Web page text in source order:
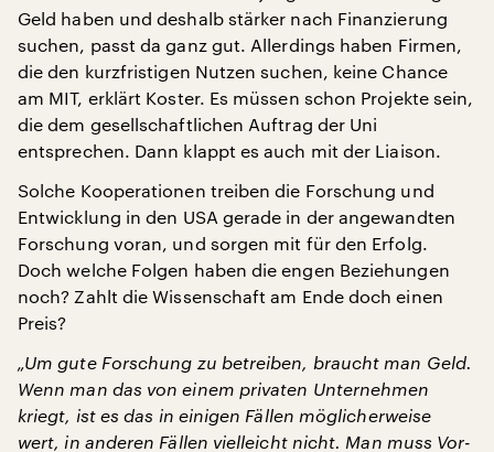
Geld haben und deshalb stärker nach Finanzierung
suchen, passt da ganz gut. Allerdings haben Firmen,
die den kurzfristigen Nutzen suchen, keine Chance
am MIT, erklärt Koster. Es müssen schon Projekte sein,
die dem gesellschaftlichen Auftrag der Uni
entsprechen. Dann klappt es auch mit der Liaison.
Solche Kooperationen treiben die Forschung und
Entwicklung in den USA gerade in der angewandten
Forschung voran, und sorgen mit für den Erfolg.
Doch welche Folgen haben die engen Beziehungen
noch? Zahlt die Wissenschaft am Ende doch einen
Preis?
„Um gute Forschung zu betreiben, braucht man Geld.
Wenn man das von einem privaten Unternehmen
kriegt, ist es das in einigen Fällen möglicherweise
wert, in anderen Fällen vielleicht nicht. Man muss Vor-